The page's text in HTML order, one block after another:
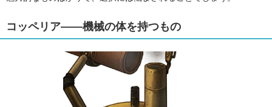
コッペリア――機械の体を持つもの